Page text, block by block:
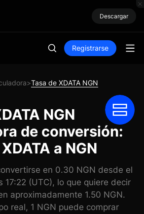
Descargar
Registrarse
>Tasa de XDATA NGN
NGN
de conversión:
a NGN
en 0.30 NGN desde el
(UTC), lo que quiere decir
aproximadamente 1.50 NGN.
real, 1 NGN puede comprar